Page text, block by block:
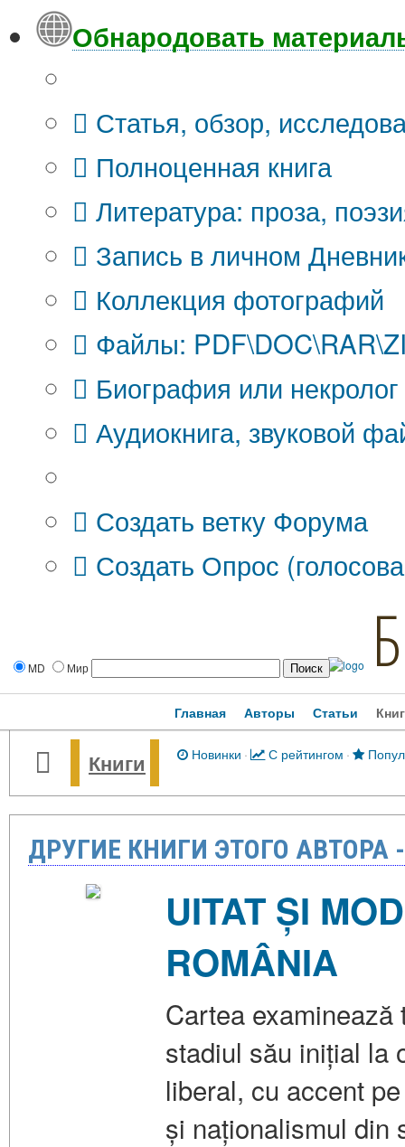
Обнародовать
Статья, обзор,
Полноценная книга
Литература: проза,
Запись в личном
Коллекция фотографий
Файлы:
Биография или некролог
Аудиокнига, звуковой
Создать ветку Форума
Создать Опрос
MD Мир
Главная Авторы Статьи
Книги Новинки · С рейтингом ·
ДРУГИЕ КНИГИ ЭТОГО
UITAT ȘI
ROMÂNIA
Cartea
stadiul său inițial la
liberal, cu accent
și naționalismul